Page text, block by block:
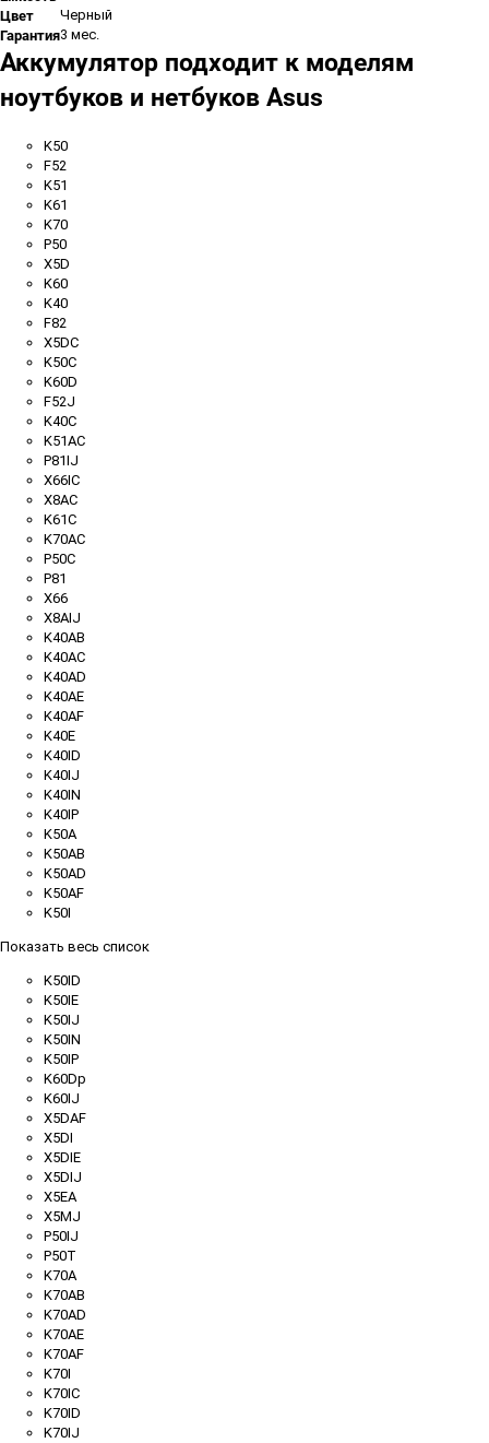
Цвет Черный
Гарантия3 мес.
Аккумулятор подходит к моделям
ноутбуков и нетбуков Asus
K50
F52
K51
K61
K70
P50
X5D
K60
K40
F82
X5DC
K50C
K60D
F52J
K40C
K51AC
P81IJ
X66IC
X8AC
K61C
K70AC
P50C
P81
X66
X8AIJ
K40AB
K40AC
K40AD
K40AE
K40AF
K40E
K40ID
K40IJ
K40IN
K40IP
K50A
K50AB
K50AD
K50AF
K50I
Показать весь список
K50ID
K50IE
K50IJ
K50IN
K50IP
K60Dp
K60IJ
X5DAF
X5DI
X5DIE
X5DIJ
X5EA
X5MJ
P50IJ
P50T
K70A
K70AB
K70AD
K70AE
K70AF
K70I
K70IC
K70ID
K70IJ